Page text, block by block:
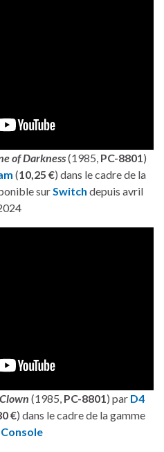
of Darkness(1985, PC-8801 )
(10,25 €) dans le cadre de la
sur Switch depuis avril
(1985, PC-8801 ) par D4
€) dans le cadre de la gamme
Console